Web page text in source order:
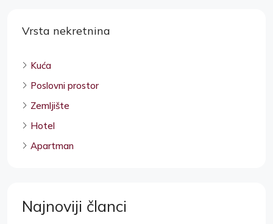
Vrsta nekretnina
Kuća
Poslovni prostor
Zemljište
Hotel
Apartman
Najnoviji članci